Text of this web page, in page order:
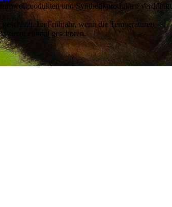
und Synthetikprodukten verdrängt
Im Frühjahr, wenn die Temperaturen
zuvor einmal geschoren.